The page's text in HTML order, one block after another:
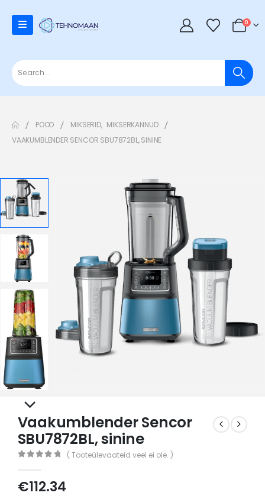
0
POOD MIKSERID, MIKSERKANNUD
VAAKUMBLENDER SENCOR SBU7872BL, SININE
Vaakumblender Sencor
SBU7872BL, sinine
( Tooteülevaateid veel ei ole. )
€112.34